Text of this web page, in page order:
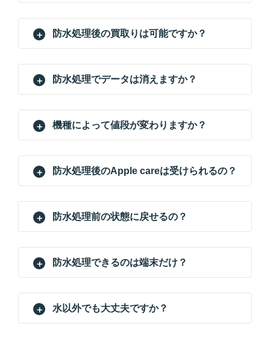
防水処理後の買取りは可能ですか？
防水処理でデータは消えますか？
機種によって値段が変わりますか？
防水処理後のApple careは受けられるの？
防水処理前の状態に戻せるの？
防水処理できるのは端末だけ？
水以外でも大丈夫ですか？